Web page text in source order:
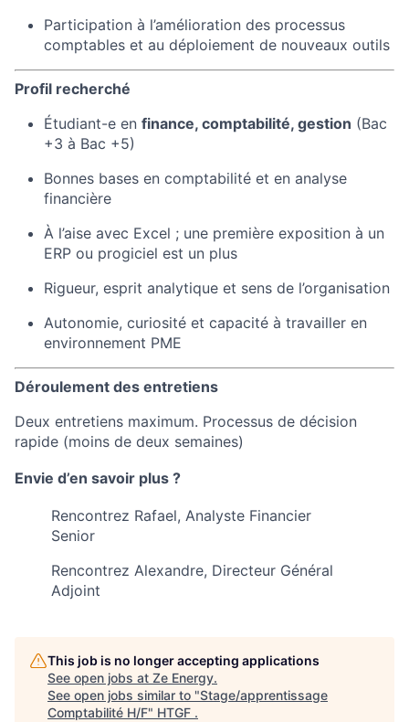
Participation à l’amélioration des processus
comptables et au déploiement de nouveaux outils
Profil recherché
Étudiant-e en finance, comptabilité, gestion (Bac
+3 à Bac +5)
Bonnes bases en comptabilité et en analyse
financière
À l’aise avec Excel ; une première exposition à un
ERP ou progiciel est un plus
Rigueur, esprit analytique et sens de l’organisation
Autonomie, curiosité et capacité à travailler en
environnement PME
Déroulement des entretiens
Deux entretiens maximum. Processus de décision
rapide (moins de deux semaines)
Envie d’en savoir plus ?
Rencontrez Rafael, Analyste Financier
Senior
Rencontrez Alexandre, Directeur Général
Adjoint
This job is no longer accepting applications
See open jobs at Ze Energy.
See open jobs similar to "Stage/apprentissage
Comptabilité H/F" HTGF .